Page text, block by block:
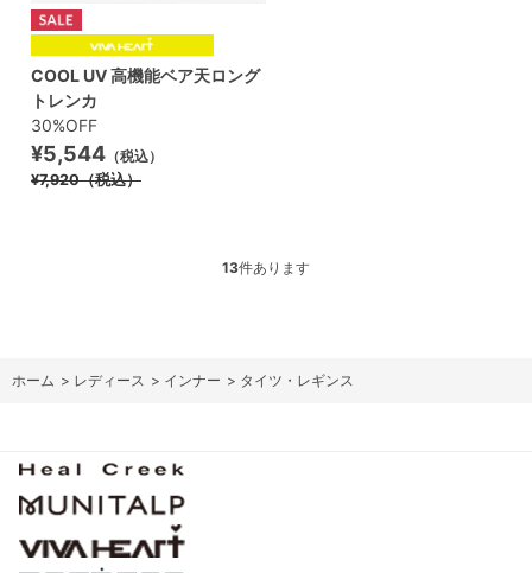
COOL UV 高機能ベア天ロング
トレンカ
30%OFF
¥5,544 （税込）
¥7,920（税込）
13件あります
ホーム > レディース > インナー > タイツ・レギンス